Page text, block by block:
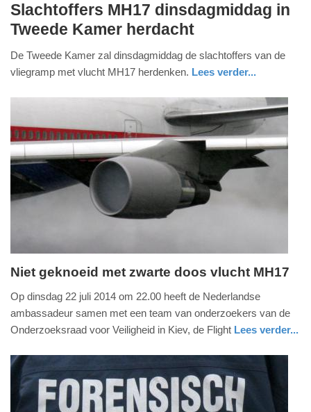
dinsdag,
september
2014
Update:
09-
04-
2025
Slachtoffers MH17 dinsdagmiddag in
Tweede Kamer herdacht
De Tweede Kamer zal dinsdagmiddag de slachtoffers van de
vliegramp met vlucht MH17 herdenken. Lees verder...
23.
-
19:13
Update:
Niet geknoeid met zwarte doos vlucht MH17
Op dinsdag 22 juli 2014 om 22.00 heeft de Nederlandse
ambassadeur samen met een team van onderzoekers van de
Onderzoeksraad voor Veiligheid in Kiev, de Flight Lees verder...